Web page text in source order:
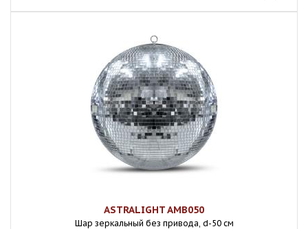
ASTRALIGHT AMB050
Шар зеркальный без привода, d-50 см